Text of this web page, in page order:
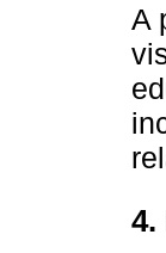
A
4.